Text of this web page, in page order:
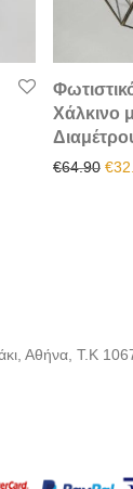
Χάλκινο
€64.90 €
Αθήνα, Τ.Κ